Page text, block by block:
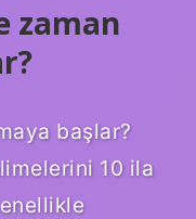
zaman
başlar?
10 ila